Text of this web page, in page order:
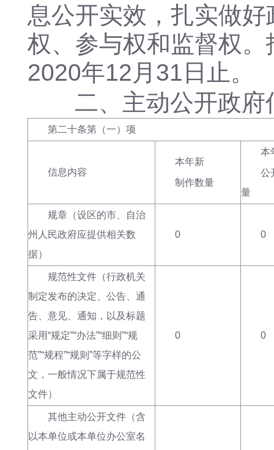
息公开实效 ， 扎实做好
权、参与权和监督权。
2020年12月31日止。
二、主动公开政府
第二十条第（一）项
信息内容
本年新
制作数量
本
公
量
规章 （设区的市、自治
州人民政府应提供相关数
据）
0 0
规范性文件（行政机关
制定发布的决定、公告、通
告、意见、通知，以及标题
采用“规定”“办法”“细则”“规
范”“规程”“规则”等字样的公
文，一般情况下属于规范性
文件）
0 0
其他主动公开文件（含
以本单位或本单位办公室名